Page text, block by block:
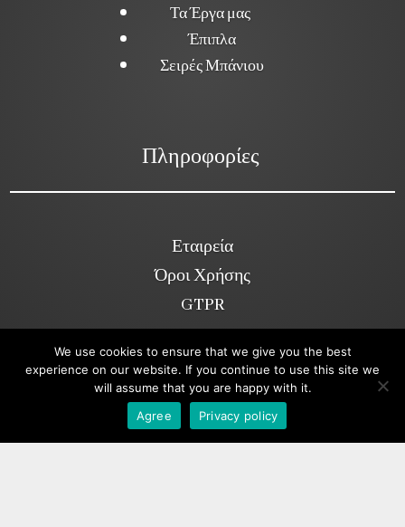
Τα Έργα μας
Έπιπλα
Σειρές Μπάνιου
Πληροφορίες
Εταιρεία
Όροι Χρήσης
GTPR
Κοινωνικά Δίκτυα
We use cookies to ensure that we give you the best
experience on our website. If you continue to use this site we
will assume that you are happy with it.
Agree
Privacy policy
Viber